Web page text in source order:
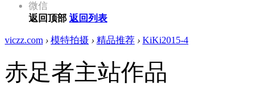
微信
返回顶部 返回列表
viczz.com › 模特拍摄 › 精品推荐 › KiKi2015-4
赤足者主站作品